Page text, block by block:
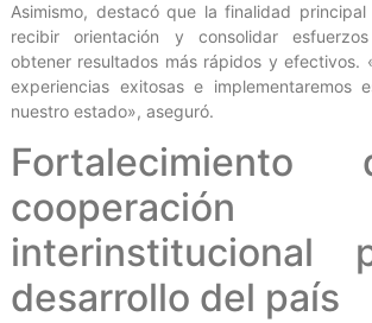
Asimismo, destacó que la finalidad
recibir orientación y consolidar
obtener resultados más rápidos y efectivos.
experiencias exitosas e implementaremos
nuestro estado», aseguró.
cooperación
interinstitucional
desarrollo del país